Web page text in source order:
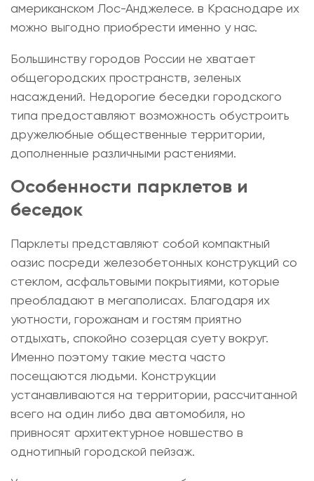
американском Лос-Анджелесе. в Краснодаре их
можно выгодно приобрести именно у нас.
Большинству городов России не хватает
общегородских пространств, зеленых
насаждений. Недорогие беседки городского
типа предоставляют возможность обустроить
дружелюбные общественные территории,
дополненные различными растениями.
Особенности парклетов и
беседок
Парклеты представляют собой компактный
оазис посреди железобетонных конструкций со
стеклом, асфальтовыми покрытиями, которые
преобладают в мегаполисах. Благодаря их
уютности, горожанам и гостям приятно
отдыхать, спокойно созерцая суету вокруг.
Именно поэтому такие места часто
посещаются людьми. Конструкции
устанавливаются на территории, рассчитанной
всего на один либо два автомобиля, но
привносят архитектурное новшество в
однотипный городской пейзаж.